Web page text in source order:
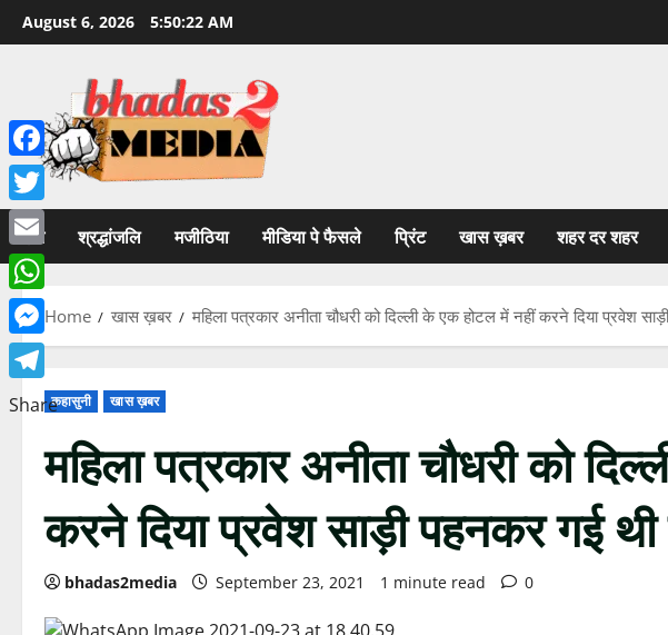
Skip
to
August 6, 2026 5:50:23 AM
होम श्रद्धांजलि मजीठिया मीडिया पे फैसले प्रिंट खास ख़बर शहर दर शहर
Home खास ख़बर महिला पत्रकार अनीता चौधरी को दिल्ली के एक होटल में नहीं करने दिया प्रवेश
कहासुनी खास ख़बर
महिला पत्रकार अनीता चौधरी को
करने दिया प्रवेश साड़ी पहनकर गई
bhadas2media September 23, 2021 1 minute read 0
Facebook
Twitter
Email
WhatsApp
Messenger
Telegram
Share